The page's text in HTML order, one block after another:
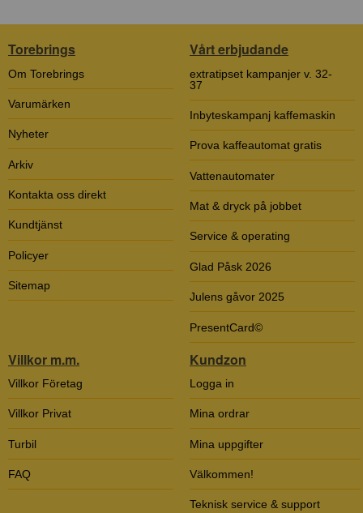
Torebrings
Om Torebrings
Varumärken
Nyheter
Arkiv
Kontakta oss direkt
Kundtjänst
Policyer
Sitemap
Vårt erbjudande
extratipset kampanjer v. 32-
37
Inbyteskampanj kaffemaskin
Prova kaffeautomat gratis
Vattenautomater
Mat & dryck på jobbet
Service & operating
Glad Påsk 2026
Julens gåvor 2025
PresentCard©
Villkor m.m.
Villkor Företag
Villkor Privat
Turbil
FAQ
Kundzon
Logga in
Mina ordrar
Mina uppgifter
Välkommen!
Teknisk service & support